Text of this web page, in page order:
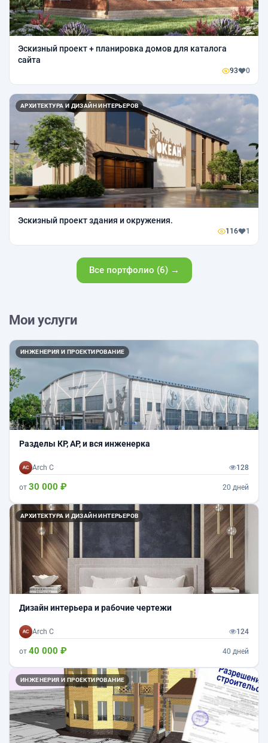
Эскизный проект + планировка домов для каталога
сайта
93 0
АРХИТЕКТУРА И ДИЗАЙН ИНТЕРЬЕРОВ
Эскизный проект здания и окружения.
116 1
Все портфолио (6) →
Мои услуги
ИНЖЕНЕРИЯ И ПРОЕКТИРОВАНИЕ
Разделы КР, АР, и вся инженерка
Arch С 128
от 30 000 ₽ 20 дней
АРХИТЕКТУРА И ДИЗАЙН ИНТЕРЬЕРОВ
Дизайн интерьера и рабочие чертежи
Arch С 124
от 40 000 ₽ 40 дней
ИНЖЕНЕРИЯ И ПРОЕКТИРОВАНИЕ